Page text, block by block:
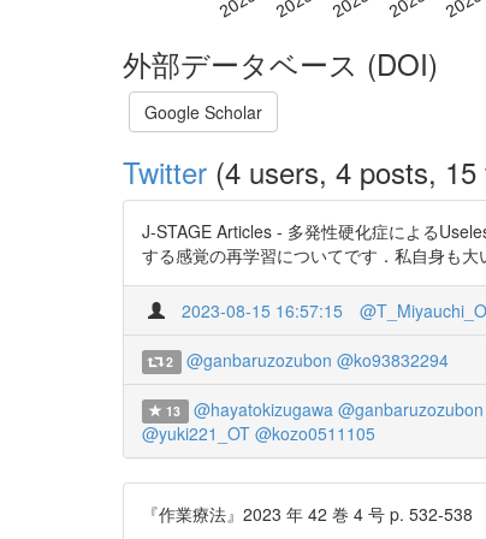
外部データベース (DOI)
Google Scholar
Twitter (4 users, 4 posts,
J-STAGE Articles - 多発性硬化症による
する感覚の再学習についてです．私自身も大
2023-08-15 16:57:15
2 @ganbaruzozubon @ko93832294
13 @hayatokizugawa @ganbaruzozubon
@yuki221_OT @kozo0511105
『作業療法』2023 年 42 巻 4 号 p. 532-